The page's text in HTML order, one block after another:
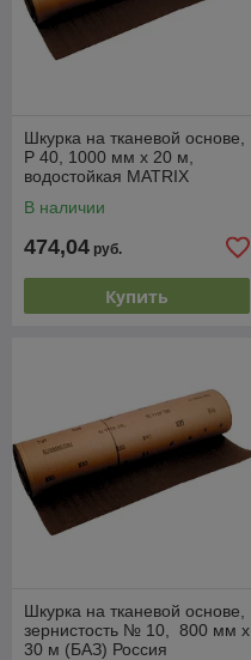
Шкурка на тканевой основе,
P 40, 1000 мм х 20 м,
водостойкая MATRIX
В наличии
474,04 руб.
Купить
Шкурка на тканевой основе,
зернистость № 10, 800 мм х
30 м (БАЗ) Россия